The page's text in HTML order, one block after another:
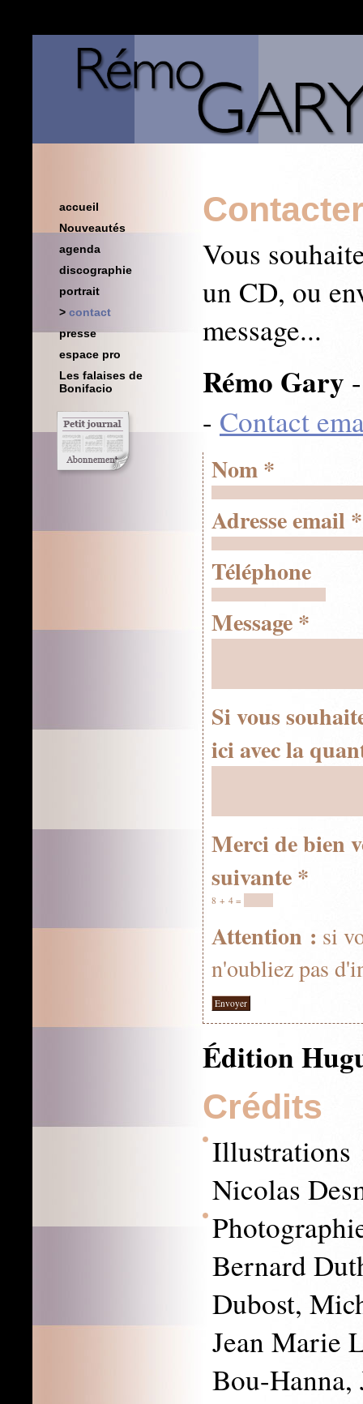
accueil
Nouveautés
agenda
discographie
portrait
contact
presse
espace pro
Les falaises de
Bonifacio
Vous
un CD, ou
message...
Rémo Gary
- Contact
Nom
Adresse email
Téléphone
Message
Si vous
ici avec la
Merci de bien
suivante
8 + 4 =
Attention : si
n'oubliez pas
Édition
Crédits
Illustrations
Nicolas
Bernard
Dubost,
Jean Marie
Bou-Hanna,